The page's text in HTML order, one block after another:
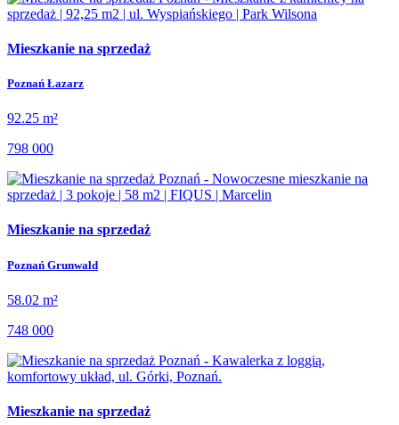
Mieszkanie na sprzedaż
Poznań Łazarz
92.25 m²
798 000
Mieszkanie na sprzedaż
Poznań Grunwald
58.02 m²
748 000
Mieszkanie na sprzedaż